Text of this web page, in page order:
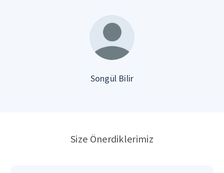
Songül Bilir
Size Önerdiklerimiz